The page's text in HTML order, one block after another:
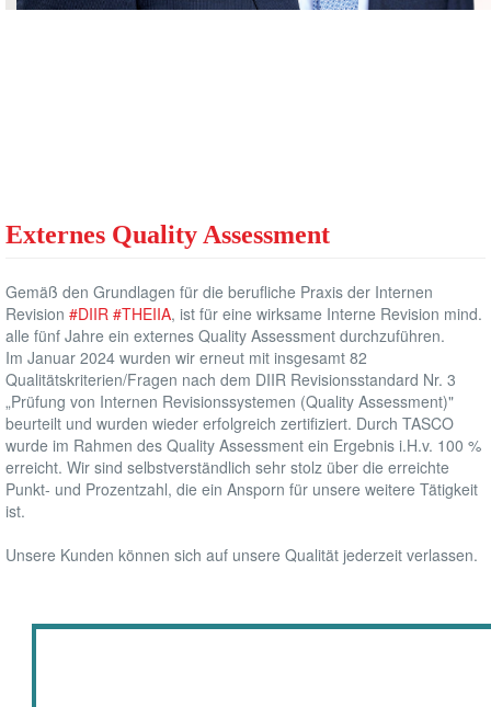
Externes Quality Assessment
Gemäß den Grundlagen für die berufliche Praxis der Internen
Revision #DIIR #THEIIA, ist für eine wirksame Interne Revision mind.
alle fünf Jahre ein externes Quality Assessment durchzuführen.
Im Januar 2024 wurden wir erneut mit insgesamt 82
Qualitätskriterien/Fragen nach dem DIIR Revisionsstandard Nr. 3
„Prüfung von Internen Revisionssystemen (Quality Assessment)"
beurteilt und wurden wieder erfolgreich zertifiziert. Durch TASCO
wurde im Rahmen des Quality Assessment ein Ergebnis i.H.v. 100 %
erreicht. Wir sind selbstverständlich sehr stolz über die erreichte
Punkt- und Prozentzahl, die ein Ansporn für unsere weitere Tätigkeit
ist.
Unsere Kunden können sich auf unsere Qualität jederzeit verlassen.